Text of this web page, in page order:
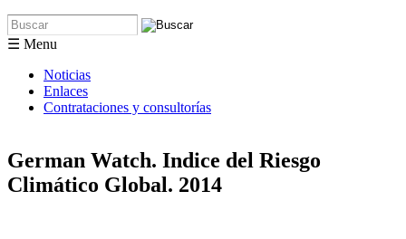
Formulario de búsqueda
Buscar
☰ Menu
Noticias
Enlaces
Contrataciones y consultorías
German Watch. Indice del Riesgo
Climático Global. 2014